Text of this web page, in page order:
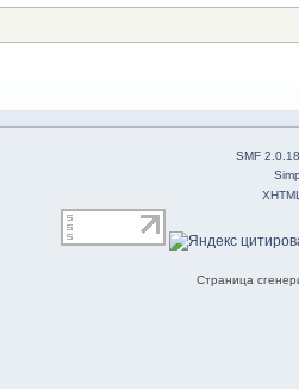
SMF 2.0.18
Страница